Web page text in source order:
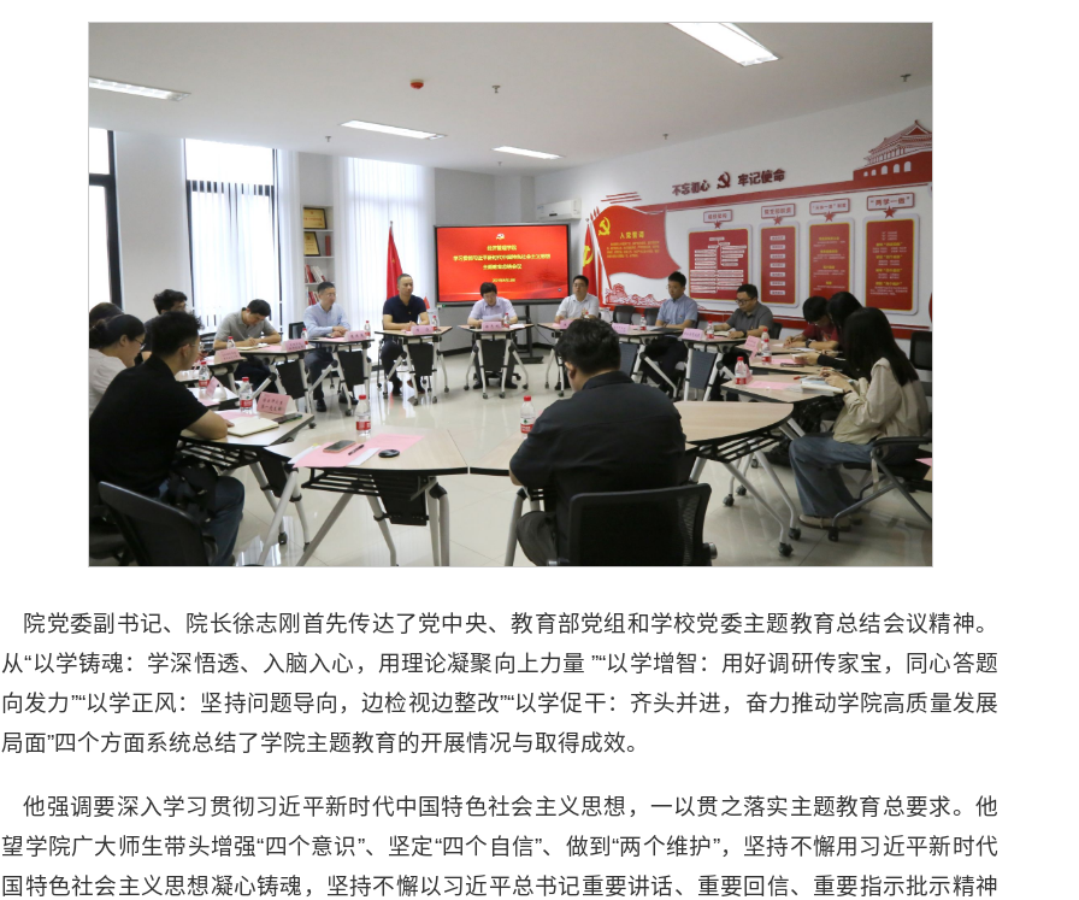
院党委副书记、院长徐志刚首先传达了党中央、教育部党组和学校党委主题教育总结会议精神。
“以学铸魂：学深悟透、入脑入心，用理论凝聚向上力量 ”“以学增智：用好调研传家宝，同心答题
发力”“以学正风：坚持问题导向，边检视边整改”“以学促干：齐头并进，奋力推动学院高质量发展
面”四个方面系统总结了学院主题教育的开展情况与取得成效。
他强调要深入学习贯彻习近平新时代中国特色社会主义思想，一以贯之落实主题教育总要求。他
学院广大师生带头增强“四个意识”、坚定“四个自信”、做到“两个维护”，坚持不懈用习近平新时代
特色社会主义思想凝心铸魂，坚持不懈以习近平总书记重要讲话、重要回信、重要指示批示精神